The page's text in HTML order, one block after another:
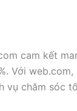
cam kết
Với
vụ chăm sóc